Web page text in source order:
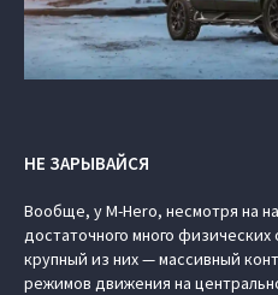
НЕ ЗАРЫВАЙСЯ
Вообще, у M-Hero, несмотря на
достаточного много
крупный из них — массивный
режимов движения на